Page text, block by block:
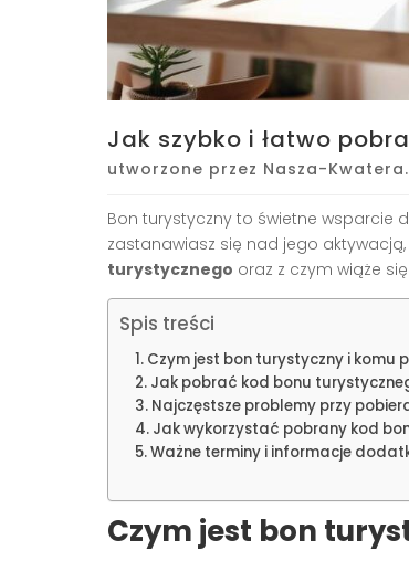
Jak szybko i łatwo
utworzone przez Nasza-
Bon turystyczny to świetne wsparcie
zastanawiasz się nad jego
turystycznego oraz z czym wiąże
Spis treści
Czym jest bon turystyczny i komu
Jak pobrać kod bonu
Najczęstsze problemy przy
Jak wykorzystać pobrany kod
Ważne terminy i informacje
Czym jest bon